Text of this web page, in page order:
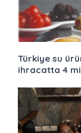
Türkiye su
ihracatta 4